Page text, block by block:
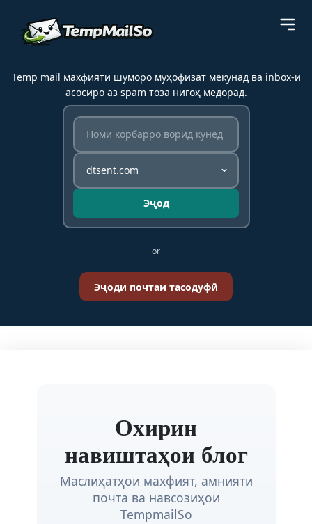
Temp mail махфияти шуморо муҳофизат мекунад ва inbox-и
асосиро аз spam тоза нигоҳ медорад.
Эҷод
or
Эҷоди почтаи тасодуфӣ
Охирин
навиштаҳои блог
Маслиҳатҳои махфият, амнияти
почта ва навсозиҳои
TempmailSo